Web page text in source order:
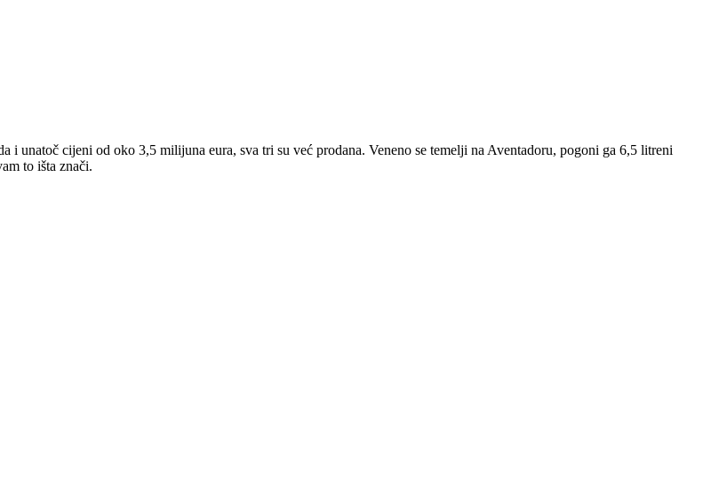
unatoč cijeni od oko 3,5 milijuna eura, sva tri su već prodana. Veneno se temelji na Aventadoru, pogoni ga 6,5 litreni
to išta znači.